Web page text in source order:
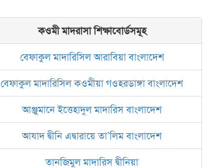
কওমী মাদরাসা শিক্ষাবোর্ডসমূহ
বেফাকুল মাদারিসিল আরাবিয়া বাংলাদেশ
বেফাকুল মাদারিসিল কওমীয়া গওহরডাঙ্গা বাংলাদেশ
আঞ্জুমানে ইত্তেহাদুল মাদারিস বাংলাদেশ
আযাদ দ্বীনি এদ্বারায়ে তা’লিম বাংলাদেশ
তানজিমুল মাদারিস দ্বীনিয়া